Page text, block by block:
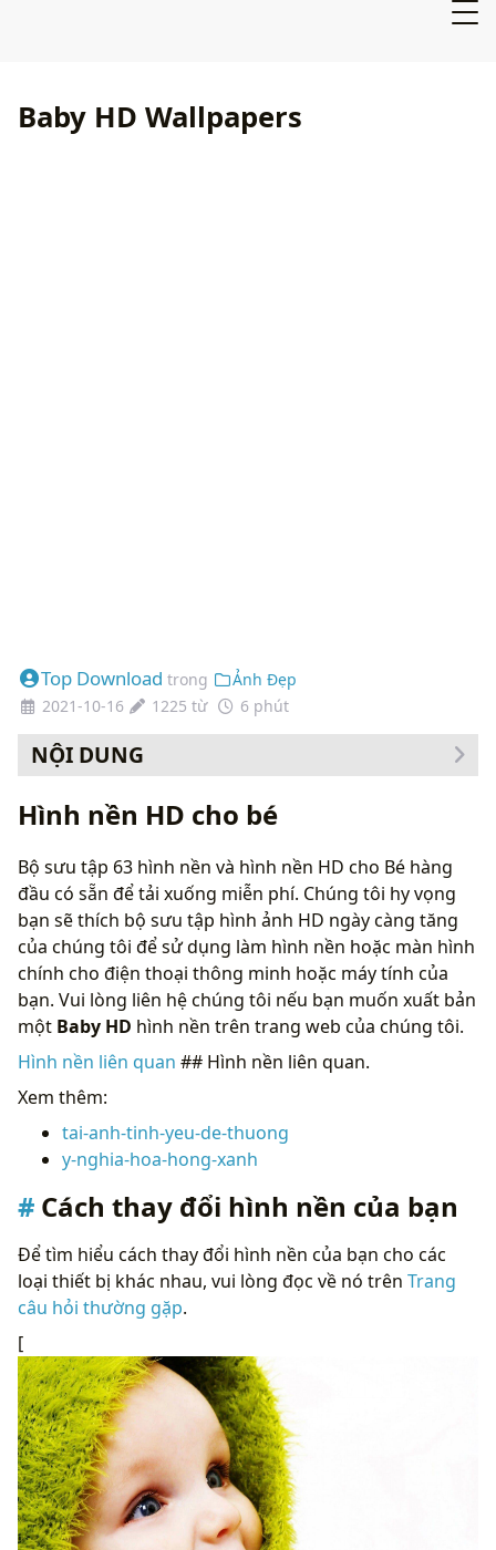
Baby HD Wallpapers
Top Download trong
Ảnh Đẹp
2021-10-16
1225 từ 6 phút
NỘI DUNG
Hình nền HD cho bé
Bộ sưu tập 63 hình nền và hình nền HD cho Bé hàng
đầu có sẵn để tải xuống miễn phí. Chúng tôi hy vọng
bạn sẽ thích bộ sưu tập hình ảnh HD ngày càng tăng
của chúng tôi để sử dụng làm hình nền hoặc màn hình
chính cho điện thoại thông minh hoặc máy tính của
bạn. Vui lòng liên hệ chúng tôi nếu bạn muốn xuất bản
một Baby HD hình nền trên trang web của chúng tôi.
Hình nền liên quan ## Hình nền liên quan.
Xem thêm:
tai-anh-tinh-yeu-de-thuong
y-nghia-hoa-hong-xanh
Cách thay đổi hình nền của bạn
Để tìm hiểu cách thay đổi hình nền của bạn cho các
loại thiết bị khác nhau, vui lòng đọc về nó trên Trang
câu hỏi thường gặp.
[